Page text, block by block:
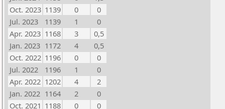
Oct. 2023 1139 0
0
Jul. 2023
1139 1
0
Apr. 2023 1168 3
0,5
Jan. 2023 1172 4
0,5
Oct. 2022 1196 0
0
Jul. 2022
1196 1
0
Apr. 2022 1202 4
2
Jan. 2022 1164 2
0
Oct. 2021 1188 0
0